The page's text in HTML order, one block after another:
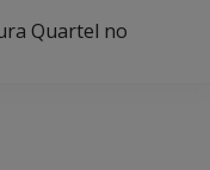
Quartel no